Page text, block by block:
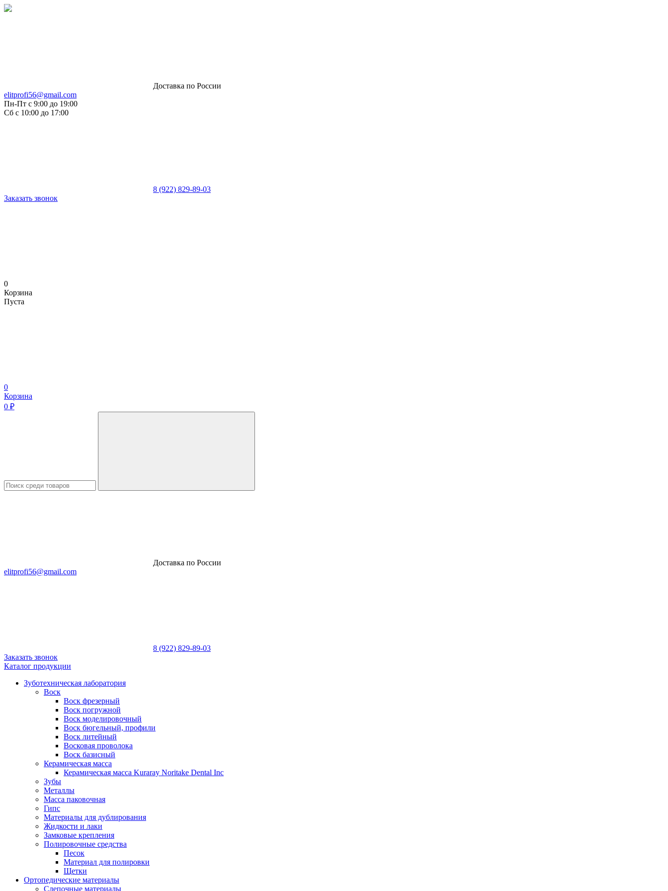
Доставка по России
elitprofi56@gmail.com
Пн-Пт с 9:00 до 19:00
Сб с 10:00 до 17:00
8 (922) 829-89-03
Заказать звонок
0
Корзина
Пуста
0
Корзина
0 ₽
Доставка по России
elitprofi56@gmail.com
8 (922) 829-89-03
Заказать звонок
Каталог продукции
Зуботехническая лаборатория
Воск
Воск фрезерный
Воск погружной
Воск моделировочный
Воск бюгельный, профили
Воск литейный
Восковая проволока
Воск базисный
Керамическая масса
Керамическая масса Kuraray Noritake Dental Inc
Зубы
Металлы
Масса паковочная
Гипс
Материалы для дублирования
Жидкости и лаки
Замковые крепления
Полировочные средства
Песок
Материал для полировки
Щетки
Ортопедические материалы
Слепочные материалы